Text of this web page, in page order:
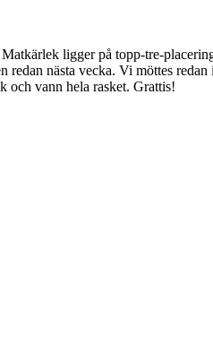
ligger på topp-tre-
redan nästa vecka. Vi möttes
och vann hela rasket. Grattis!